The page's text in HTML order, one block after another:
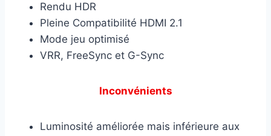
Rendu HDR
Pleine Compatibilité HDMI 2.1
Mode jeu optimisé
VRR, FreeSync et G-Sync
Inconvénients
Luminosité améliorée mais inférieure aux